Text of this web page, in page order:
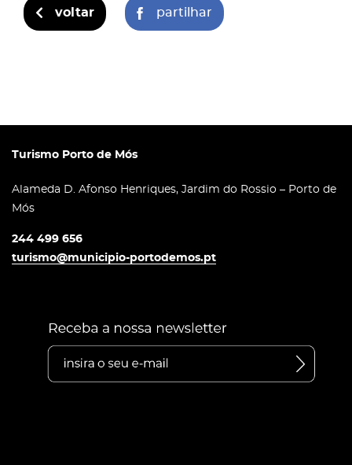
voltar partilhar
Turismo Porto de Mós
Alameda D. Afonso Henriques, Jardim do Rossio – Porto de
Mós
244 499 656
turismo@municipio-portodemos.pt